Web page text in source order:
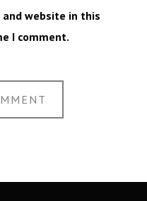
and website in this
I comment.